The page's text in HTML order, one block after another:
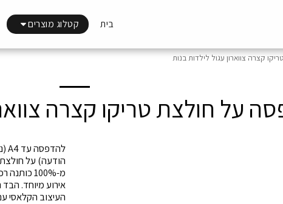
בית קטלוג מוצרים
קצרה צווארון עגול לילדות בנות
על חולצת טריקו קצרה
הודעה) על
מ-100%
אירוע מיוחד.
העיצוב הקלאסי